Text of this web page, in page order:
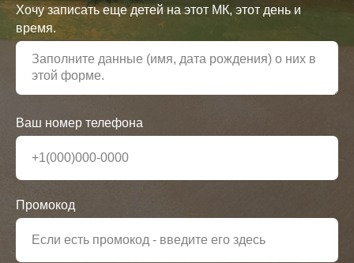
Хочу записать еще детей на этот МК, этот день и
время.
Ваш номер телефона
Промокод